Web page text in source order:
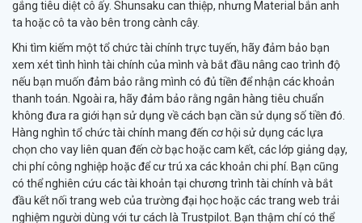
gắng tiêu diệt cô ấy. Shunsaku can thiệp, nhưng Material bắn anh
ta hoặc cô ta vào bên trong cành cây.
Khi tìm kiếm một tổ chức tài chính trực tuyến, hãy đảm bảo bạn
xem xét tình hình tài chính của mình và bắt đầu nâng cao trình độ
nếu bạn muốn đảm bảo rằng mình có đủ tiền để nhận các khoản
thanh toán. Ngoài ra, hãy đảm bảo rằng ngân hàng tiêu chuẩn
không đưa ra giới hạn sử dụng về cách bạn cần sử dụng số tiền đó.
Hàng nghìn tổ chức tài chính mang đến cơ hội sử dụng các lựa
chọn cho vay liên quan đến cờ bạc hoặc cam kết, các lớp giảng dạy,
chi phí công nghiệp hoặc để cư trú xa các khoản chi phí. Bạn cũng
có thể nghiên cứu các tài khoản tại chương trình tài chính và bắt
đầu kết nối trang web của trường đại học hoặc các trang web trải
nghiệm người dùng với tư cách là Trustpilot. Bạn thậm chí có thể